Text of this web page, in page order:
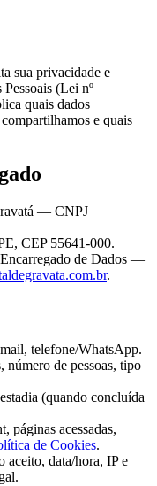
sua privacidade e
(Lei nº
quais dados
e quais
— CNPJ
, CEP 55641-000.
Encarregado de Dados —
.
telefone/WhatsApp.
número de pessoas, tipo
(quando concluída
páginas acessadas,
de Cookies.
aceito, data/hora, IP e